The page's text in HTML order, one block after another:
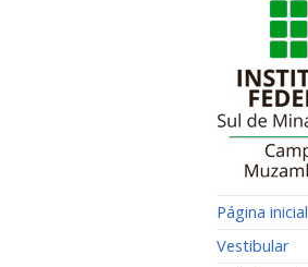
Página inicial
Vestibular